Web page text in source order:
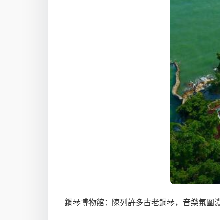
鋼琴博物館：陳列許多古老鋼琴，音樂氛圍